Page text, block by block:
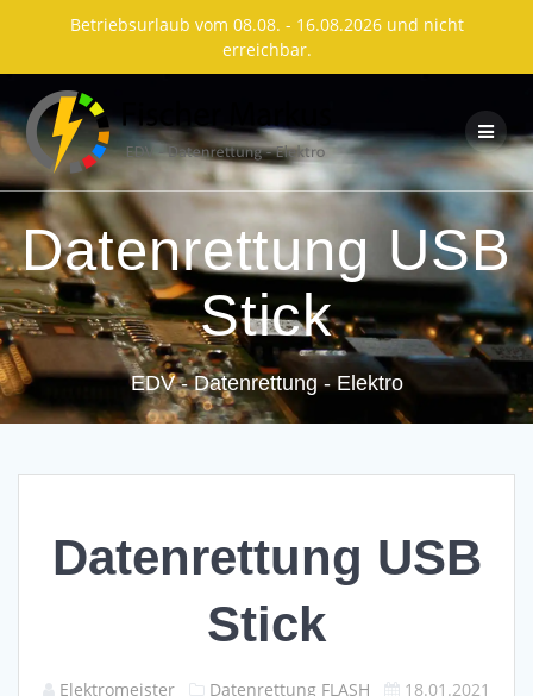
Betriebsurlaub vom 08.08. - 16.08.2026 und nicht
erreichbar.
content
Datenrettung USB
Stick
EDV - Datenrettung - Elektro
Datenrettung USB
Stick
Elektromeister Datenrettung FLASH
18.01.2021